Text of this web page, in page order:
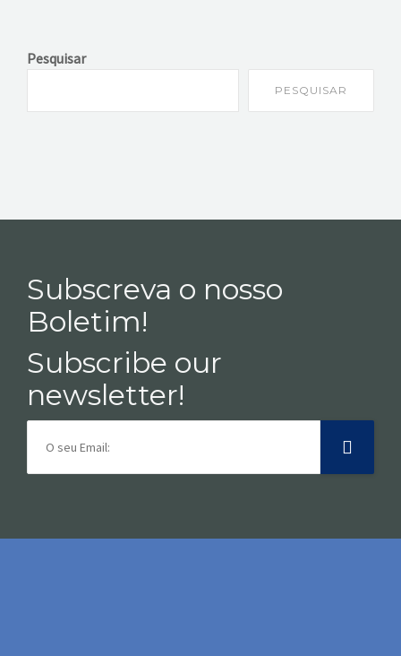
Pesquisar
PESQUISAR
Subscreva o nosso
Boletim!
Subscribe our
newsletter!